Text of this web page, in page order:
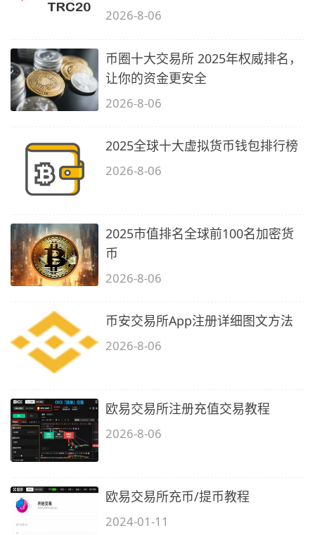
2026-8-06
币圈十大交易所 2025年权威排名，
让你的资金更安全
2026-8-06
2025全球十大虚拟货币钱包排行榜
2026-8-06
2025市值排名全球前100名加密货
币
2026-8-06
币安交易所App注册详细图文方法
2026-8-06
欧易交易所注册充值交易教程
2026-8-06
欧易交易所充币/提币教程
2024-01-11